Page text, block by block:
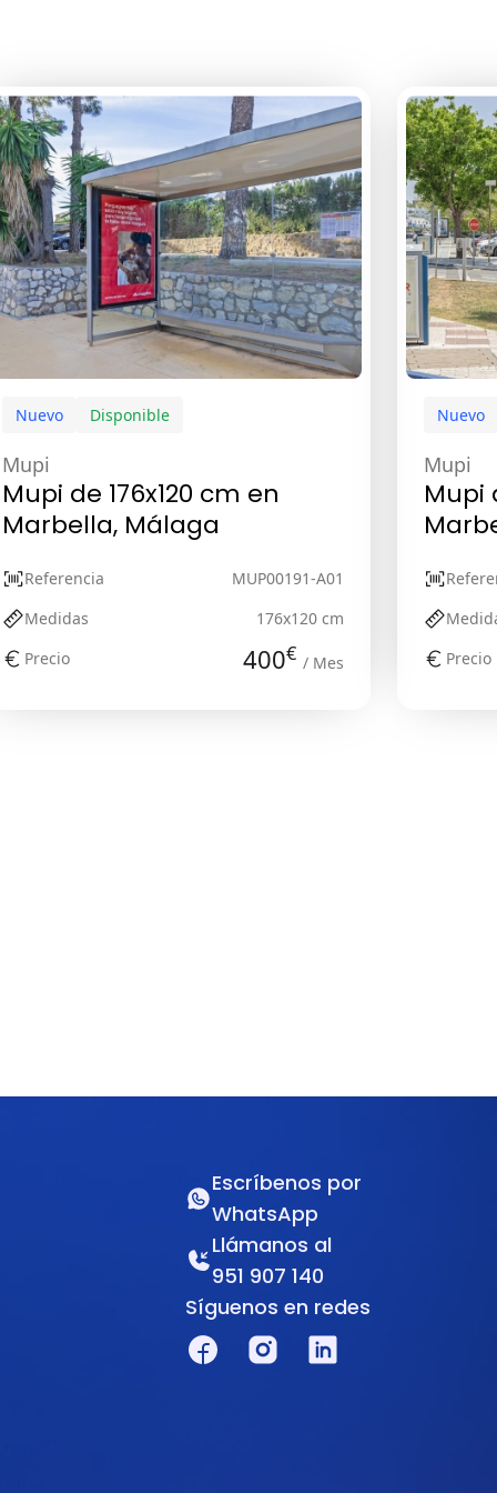
Nuevo Disponible
Mupi
Mupi de 176x120 cm en
Marbella, Málaga
Referencia
MUP00191-A01
Medidas
176x120 cm
Precio
400€ / Mes
Nuevo
Mupi
Mupi
Precio
Escríbenos por
WhatsApp
Llámanos al
951 907 140
Síguenos en redes